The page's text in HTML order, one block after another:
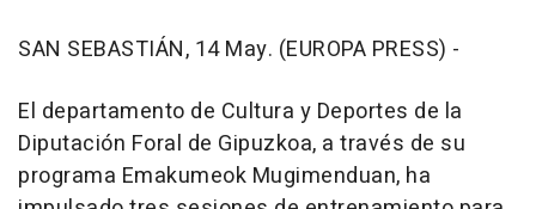
SAN SEBASTIÁN, 14 May. (EUROPA PRESS) -
El departamento de Cultura y Deportes de la
Diputación Foral de Gipuzkoa, a través de su
programa Emakumeok Mugimenduan, ha